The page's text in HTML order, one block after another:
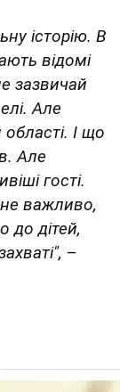
історію. В
відомі
зазвичай
Але
І що
Але
гості.
важливо,
до дітей,
–